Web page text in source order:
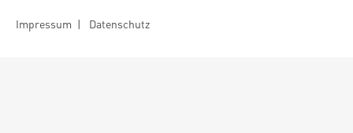
Impressum | Datenschutz